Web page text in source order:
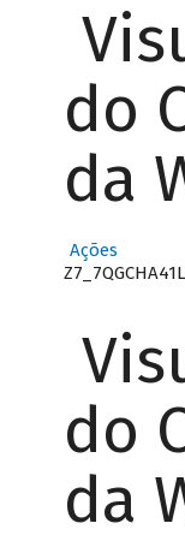
do
da
Ações
do
da